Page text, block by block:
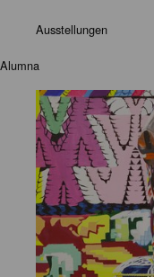
Ausstellungen
Alumna